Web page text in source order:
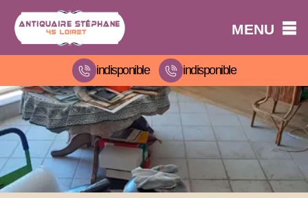
MENU
indisponible indisponible